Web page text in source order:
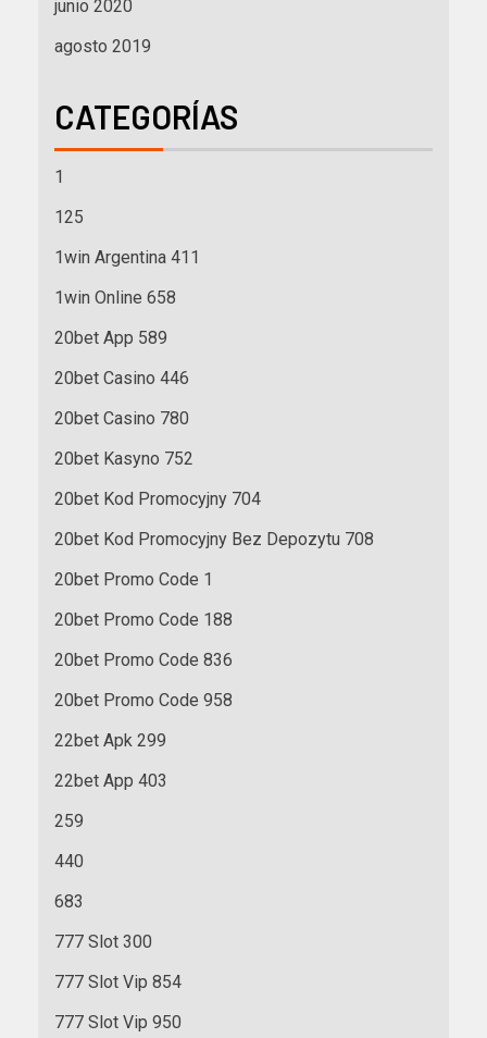
junio 2020
agosto 2019
CATEGORÍAS
1
125
1win Argentina 411
1win Online 658
20bet App 589
20bet Casino 446
20bet Casino 780
20bet Kasyno 752
20bet Kod Promocyjny 704
20bet Kod Promocyjny Bez Depozytu 708
20bet Promo Code 1
20bet Promo Code 188
20bet Promo Code 836
20bet Promo Code 958
22bet Apk 299
22bet App 403
259
440
683
777 Slot 300
777 Slot Vip 854
777 Slot Vip 950